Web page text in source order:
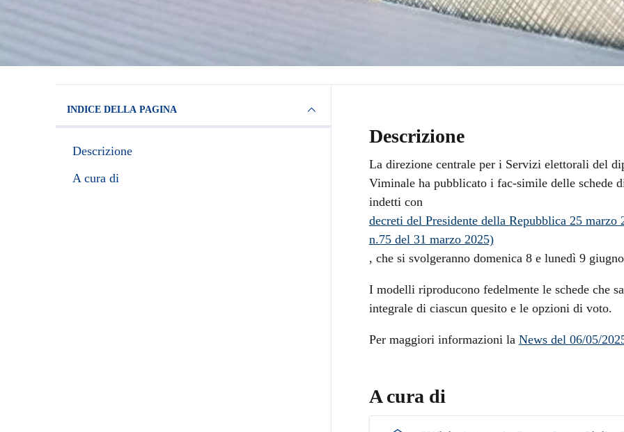
INDICE DELLA PAGINA
Descrizione
A cura di
Descrizione
La direzione centrale per i Servizi elettorali del
Viminale ha pubblicato i fac-simile delle schede
indetti con
decreti del Presidente della Repubblica 25
n.75 del 31 marzo 2025)
, che si svolgeranno domenica 8 e lunedì 9
I modelli riproducono fedelmente le schede che
integrale di ciascun quesito e le opzioni di voto.
Per maggiori informazioni la News del 06/05/
A cura di